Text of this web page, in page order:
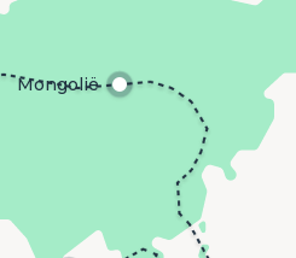
Mongolië